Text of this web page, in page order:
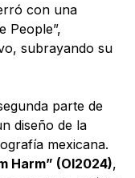
con una
People”,
subrayando su
parte de
diseño de la
mexicana.
Harm” (OI2024),